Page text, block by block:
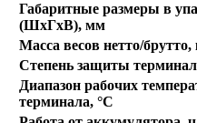
Габаритные размеры в
(ШхГхВ), мм
Масса весов нетто/брутто,
Степень защиты
Диапазон рабочих
терминала, °С